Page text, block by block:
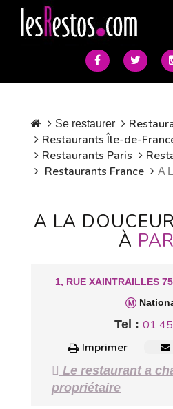
Se restaurer
Restaurants Île-de-
Restaurants Paris
Restaurants France
A
A LA
À
1, RUE XAINTRAILLES
Tel : 01
Imprimer
Le restaurant a
propriétaire